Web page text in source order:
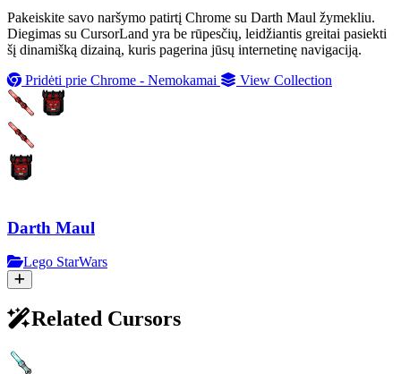
Pakeiskite savo naršymo patirtį Chrome su Darth Maul žymekliu.
Diegimas su CursorLand yra be rūpesčių, leidžiantis greitai pasiekti
šį dinamišką dizainą, kuris pagerina jūsų internetinę navigaciją.
Pridėti prie Chrome - Nemokamai
View Collection
Darth Maul
Lego StarWars
Related Cursors